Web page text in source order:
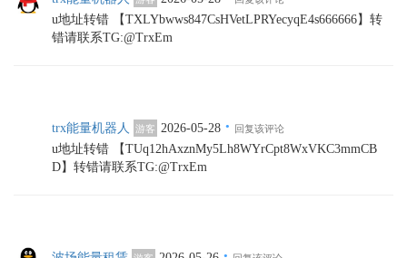
u地址转错 【TXLYbwws847CsHVetLPRYecyqE4s666666】转
错请联系TG:@TrxEm
trx能量机器人 游客 2026-05-28 · 回复该评论
u地址转错 【TUq12hAxznMy5Lh8WYrCpt8WxVKC3mmCB
D】转错请联系TG:@TrxEm